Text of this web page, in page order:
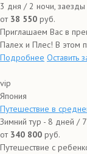
3 дня / 2 ночи, заезды
от 38 550 руб.
Приглашаем Вас в
Палех и Плес! В этом
Подробнее Оставить
vip
Япония
Путешествие в
Зимний тур - 8 дней /
от 340 800 руб.
Путешествие с